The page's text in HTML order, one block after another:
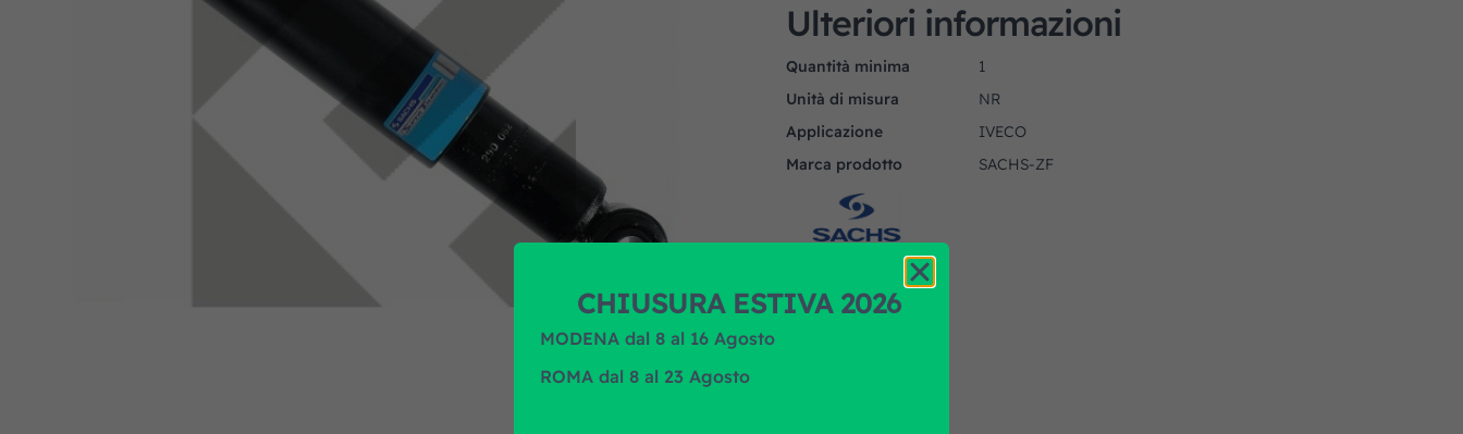
Ulteriori informazioni
Quantità minima
1
Unità di misura
NR
Applicazione
IVECO
Marca prodotto
SACHS-ZF
CHIUSURA ESTIVA 2026
MODENA dal 8 al 16 Agosto
ROMA dal 8 al 23 Agosto